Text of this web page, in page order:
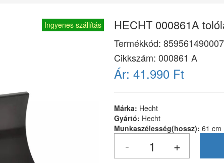
Ingyenes szállítás HECHT 000861A
Termékkód:
Cikkszám: 000861 A
Ár: 41.990 Ft
Márka: Hecht
Gyártó: Hecht
Munkaszélesség(hossz): 61 cm